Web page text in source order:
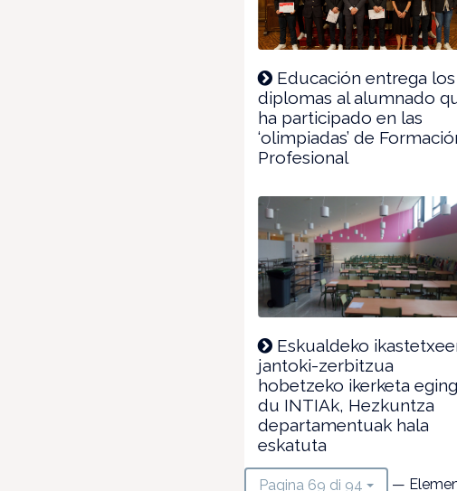
Educación entrega los
diplomas al alumnado
ha participado en las
‘olimpiadas’ de
Profesional
Eskualdeko
jantoki-zerbitzua
hobetzeko ikerketa
du INTIAk, Hezkuntza
departamentuak hala
eskatuta
Pagina 69 di 94 —